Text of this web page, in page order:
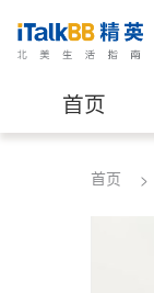
首页
养老首页